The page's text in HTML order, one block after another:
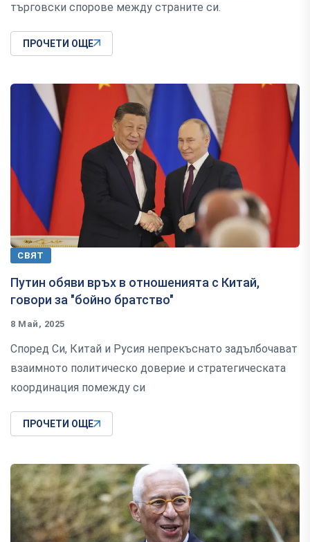
търговски спорове между страните си.
ПРОЧЕТИ ОЩЕ
СВЯТ
Путин обяви връх в отношенията с Китай,
говори за "бойно братство"
8 Май, 2025
Според Си, Китай и Русия непрекъснато задълбочават
взаимното политическо доверие и стратегическата
координация помежду си
ПРОЧЕТИ ОЩЕ